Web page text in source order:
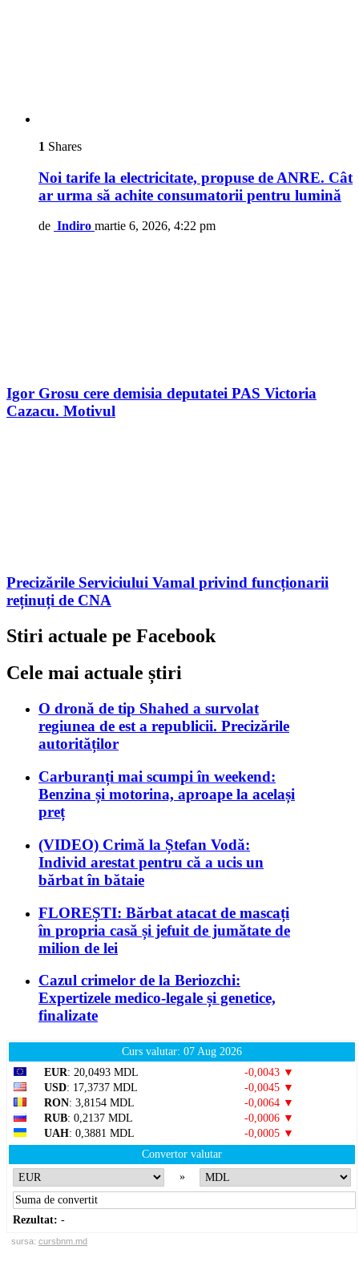
1 Shares
Noi tarife la electricitate, propuse de ANRE. Cât
ar urma să achite consumatorii pentru lumină
de Indiro martie 6, 2026, 4:22 pm
Igor Grosu cere demisia deputatei PAS Victoria
Cazacu. Motivul
Precizările Serviciului Vamal privind funcționarii
reținuți de CNA
Stiri actuale pe Facebook
Cele mai actuale știri
O dronă de tip Shahed a survolat
regiunea de est a republicii. Precizările
autorităților
Carburanți mai scumpi în weekend:
Benzina și motorina, aproape la același
preț
(VIDEO) Crimă la Ștefan Vodă:
Individ arestat pentru că a ucis un
bărbat în bătaie
FLOREȘTI: Bărbat atacat de mascați
în propria casă și jefuit de jumătate de
milion de lei
Cazul crimelor de la Beriozchi:
Expertizele medico-legale și genetice,
finalizate
Curs valutar: 07 Aug 2026
EUR: 20,0493 MDL
-0,0043 ▼
USD: 17,3737 MDL
-0,0045 ▼
RON: 3,8154 MDL
-0,0064 ▼
RUB: 0,2137 MDL
-0,0006 ▼
UAH: 0,3881 MDL
-0,0005 ▼
Convertor valutar
»
Rezultat: -
sursa: cursbnm.md